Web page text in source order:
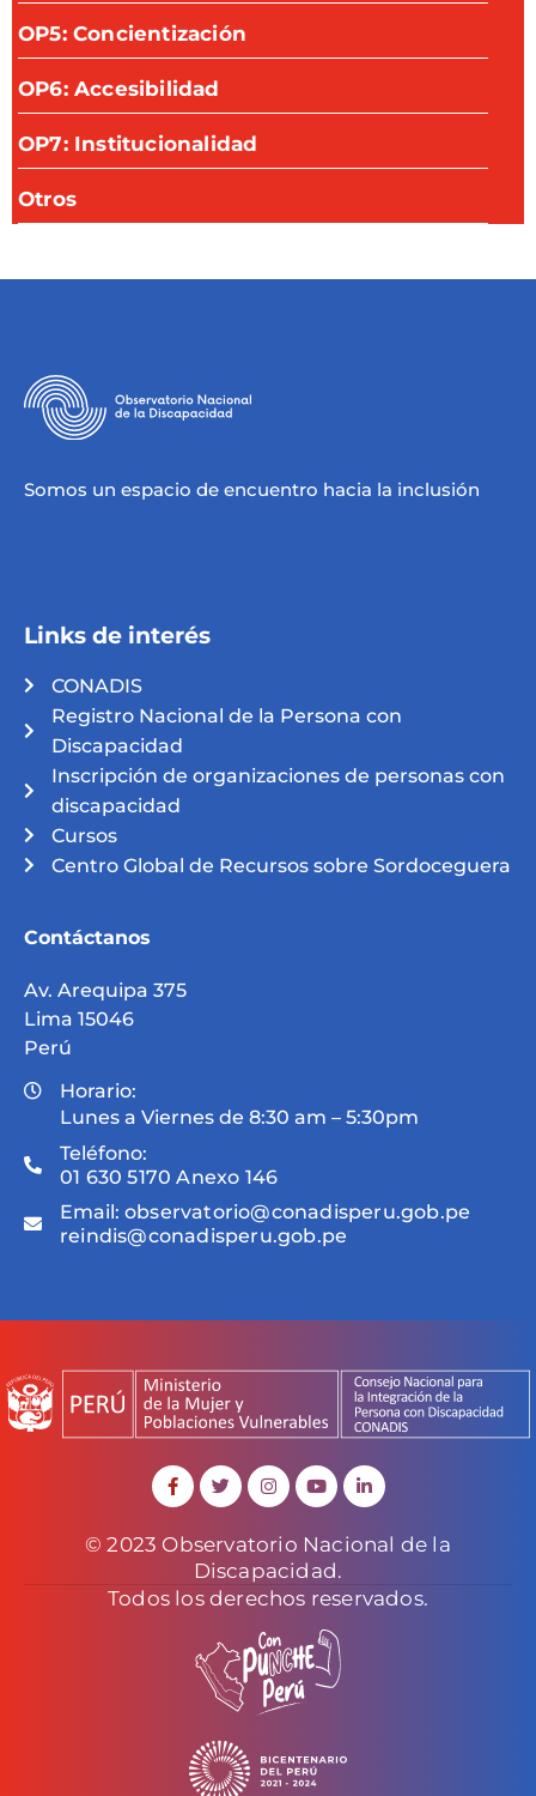
OP5: Concientización
OP6: Accesibilidad
OP7: Institucionalidad
Otros
Somos un espacio de encuentro hacia la inclusión
Links de interés
CONADIS
Registro Nacional de la Persona con
Discapacidad
Inscripción de organizaciones de personas con
discapacidad
Cursos
Centro Global de Recursos sobre Sordoceguera
Contáctanos
Av. Arequipa 375
Lima 15046
Perú
Horario:
Lunes a Viernes de 8:30 am – 5:30pm
Teléfono:
01 630 5170 Anexo 146
Email: observatorio@conadisperu.gob.pe
reindis@conadisperu.gob.pe
© 2023 Observatorio Nacional de la
Discapacidad.
Todos los derechos reservados.